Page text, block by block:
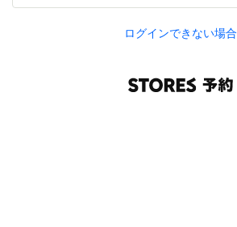
ログインできない場合